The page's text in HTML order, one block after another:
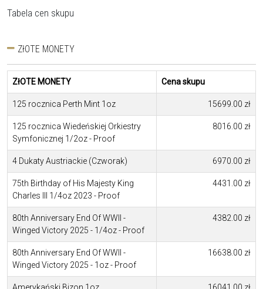
Tabela cen skupu
ZłOTE MONETY
ZłOTE MONETY Cena skupu
125 rocznica Perth Mint 1oz 15699.00 zł
125 rocznica Wiedeńskiej Orkiestry
Symfonicznej 1/2oz - Proof
8016.00 zł
4 Dukaty Austriackie (Czworak) 6970.00 zł
75th Birthday of His Majesty King
Charles III 1/4oz 2023 - Proof
4431.00 zł
80th Anniversary End Of WWII -
Winged Victory 2025 - 1/4oz - Proof
4382.00 zł
80th Anniversary End Of WWII -
Winged Victory 2025 - 1oz - Proof
16638.00 zł